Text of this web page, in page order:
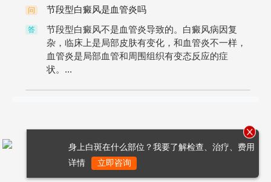
问 节段型白癜风是血管炎吗
答
节段型白癜风不是血管炎导致的。白癜风病因复
杂，临床上是局部皮肤有变化，和血管炎不一样，
血管炎是局部血管和周围组织有变态反应的症
状。...
身上白斑在什么部位？我要了解检查、治疗、费用
详情
立即咨询